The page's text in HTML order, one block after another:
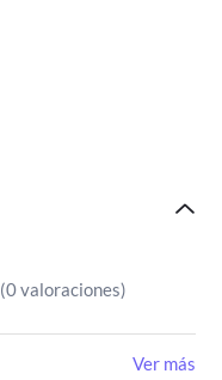
(0 valoraciones)
Ver más